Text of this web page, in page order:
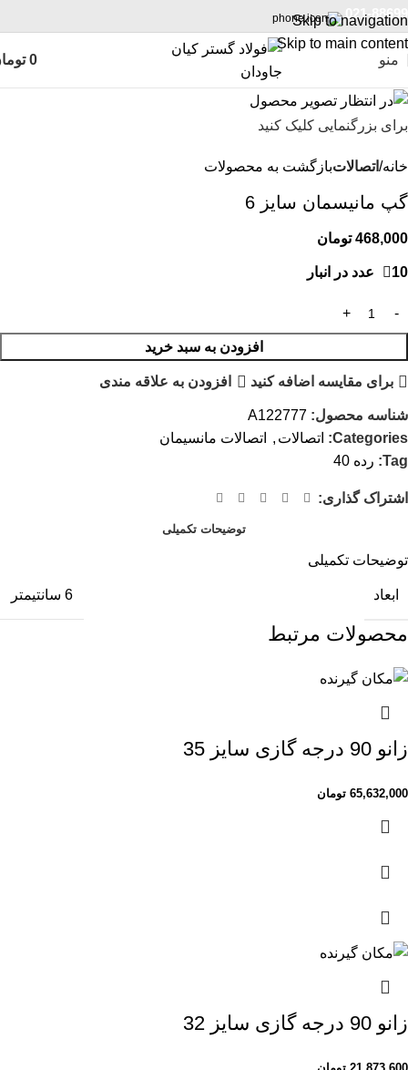
Skip to navigation
Skip to main content
021-88699
منو 0
برای بزرگنمایی کلیک کنید
خانه اتصالاتبازگشت به محصولات
گپ مانیسمان سایز 6
468,000 تومان
10 عدد در انبار
افزودن به سبد خرید
برای مقایسه اضافه کنید افزودن به علاقه مندی
شناسه محصول: A122777
Categories:
اتصالات ,
اتصالات مانسیمان
Tag: رده 40
اشتراک گذاری:
توضیحات تکمیلی
توضیحات تکمیلی
ابعاد 6 سانتیمتر
محصولات مرتبط
زانو 90 درجه گازی سایز 35
65,632,000 تومان
زانو 90 درجه گازی سایز 32